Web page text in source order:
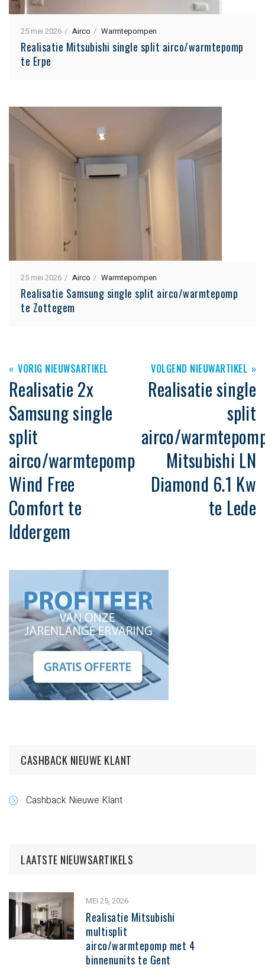
25 mei 2026 Airco Warmtepompen
Realisatie Mitsubishi single split airco/warmtepomp
te Erpe
25 mei 2026 Airco Warmtepompen
Realisatie Samsung single split airco/warmtepomp
te Zottegem
VORIG NIEUWSARTIKEL
Realisatie 2x
Samsung single
split
airco/warmtepomp
Wind Free
Comfort te
Iddergem
VOLGEND NIEUWARTIKEL
Realisatie single
split
airco/
Mitsubishi LN
Diamond 6.1 Kw
te Lede
CASHBACK NIEUWE KLANT
Cashback Nieuwe Klant
LAATSTE NIEUWSARTIKELS
MEI 25, 2026
Realisatie Mitsubishi
multisplit
airco/warmtepomp met 4
binnenunits te Gent